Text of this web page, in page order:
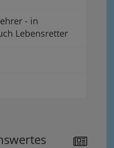
- in
Lebensretter